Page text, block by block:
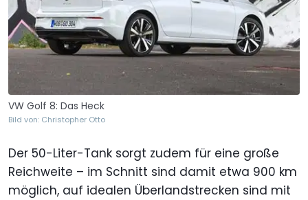
VW Golf 8: Das Heck
Bild von: Christopher Otto
Der 50-Liter-Tank sorgt zudem für eine große
Reichweite – im Schnitt sind damit etwa 900 km
möglich, auf idealen Überlandstrecken sind mit